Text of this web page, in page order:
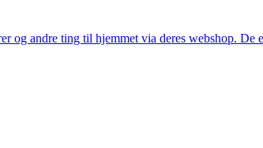
andre ting til hjemmet via deres webshop.